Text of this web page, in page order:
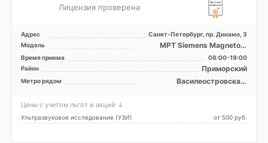
Лицензия проверена
Адрес
Санкт-Петербург, пр. Динамо, 3
Модель
МРТ Siemens Magnetom
Espree 1.5T закрытый тип, КТ
Aquilion 64 фирмы To ...
Время приема
08:00-19:00
Район
Приморский
Метро рядом
Василеостровская,
речка, Чкаловская, Беговая,
Зенит (ранее
Цены с учетом льгот и акций ↓
Ультразвуковое исследование (УЗИ) от 500 pуб.